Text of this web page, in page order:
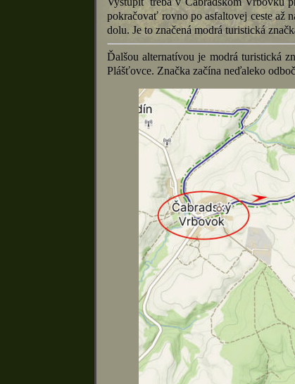
pokračovať rovno po asfaltovej ceste až
dolu. Je to značená modrá turistická
Ďalšou alternatívou je modrá turistická
Plášťovce. Značka začína neďaleko